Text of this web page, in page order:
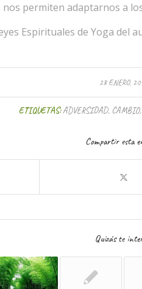
permiten adaptarnos a
Espirituales de Yoga del
28 ENERO,
ETIQUETAS:ADVERSIDAD, CAMBIO,
Compartir esta
Quizás te